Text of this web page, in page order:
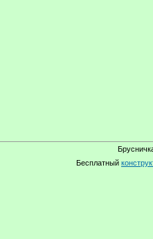
Бесплатный